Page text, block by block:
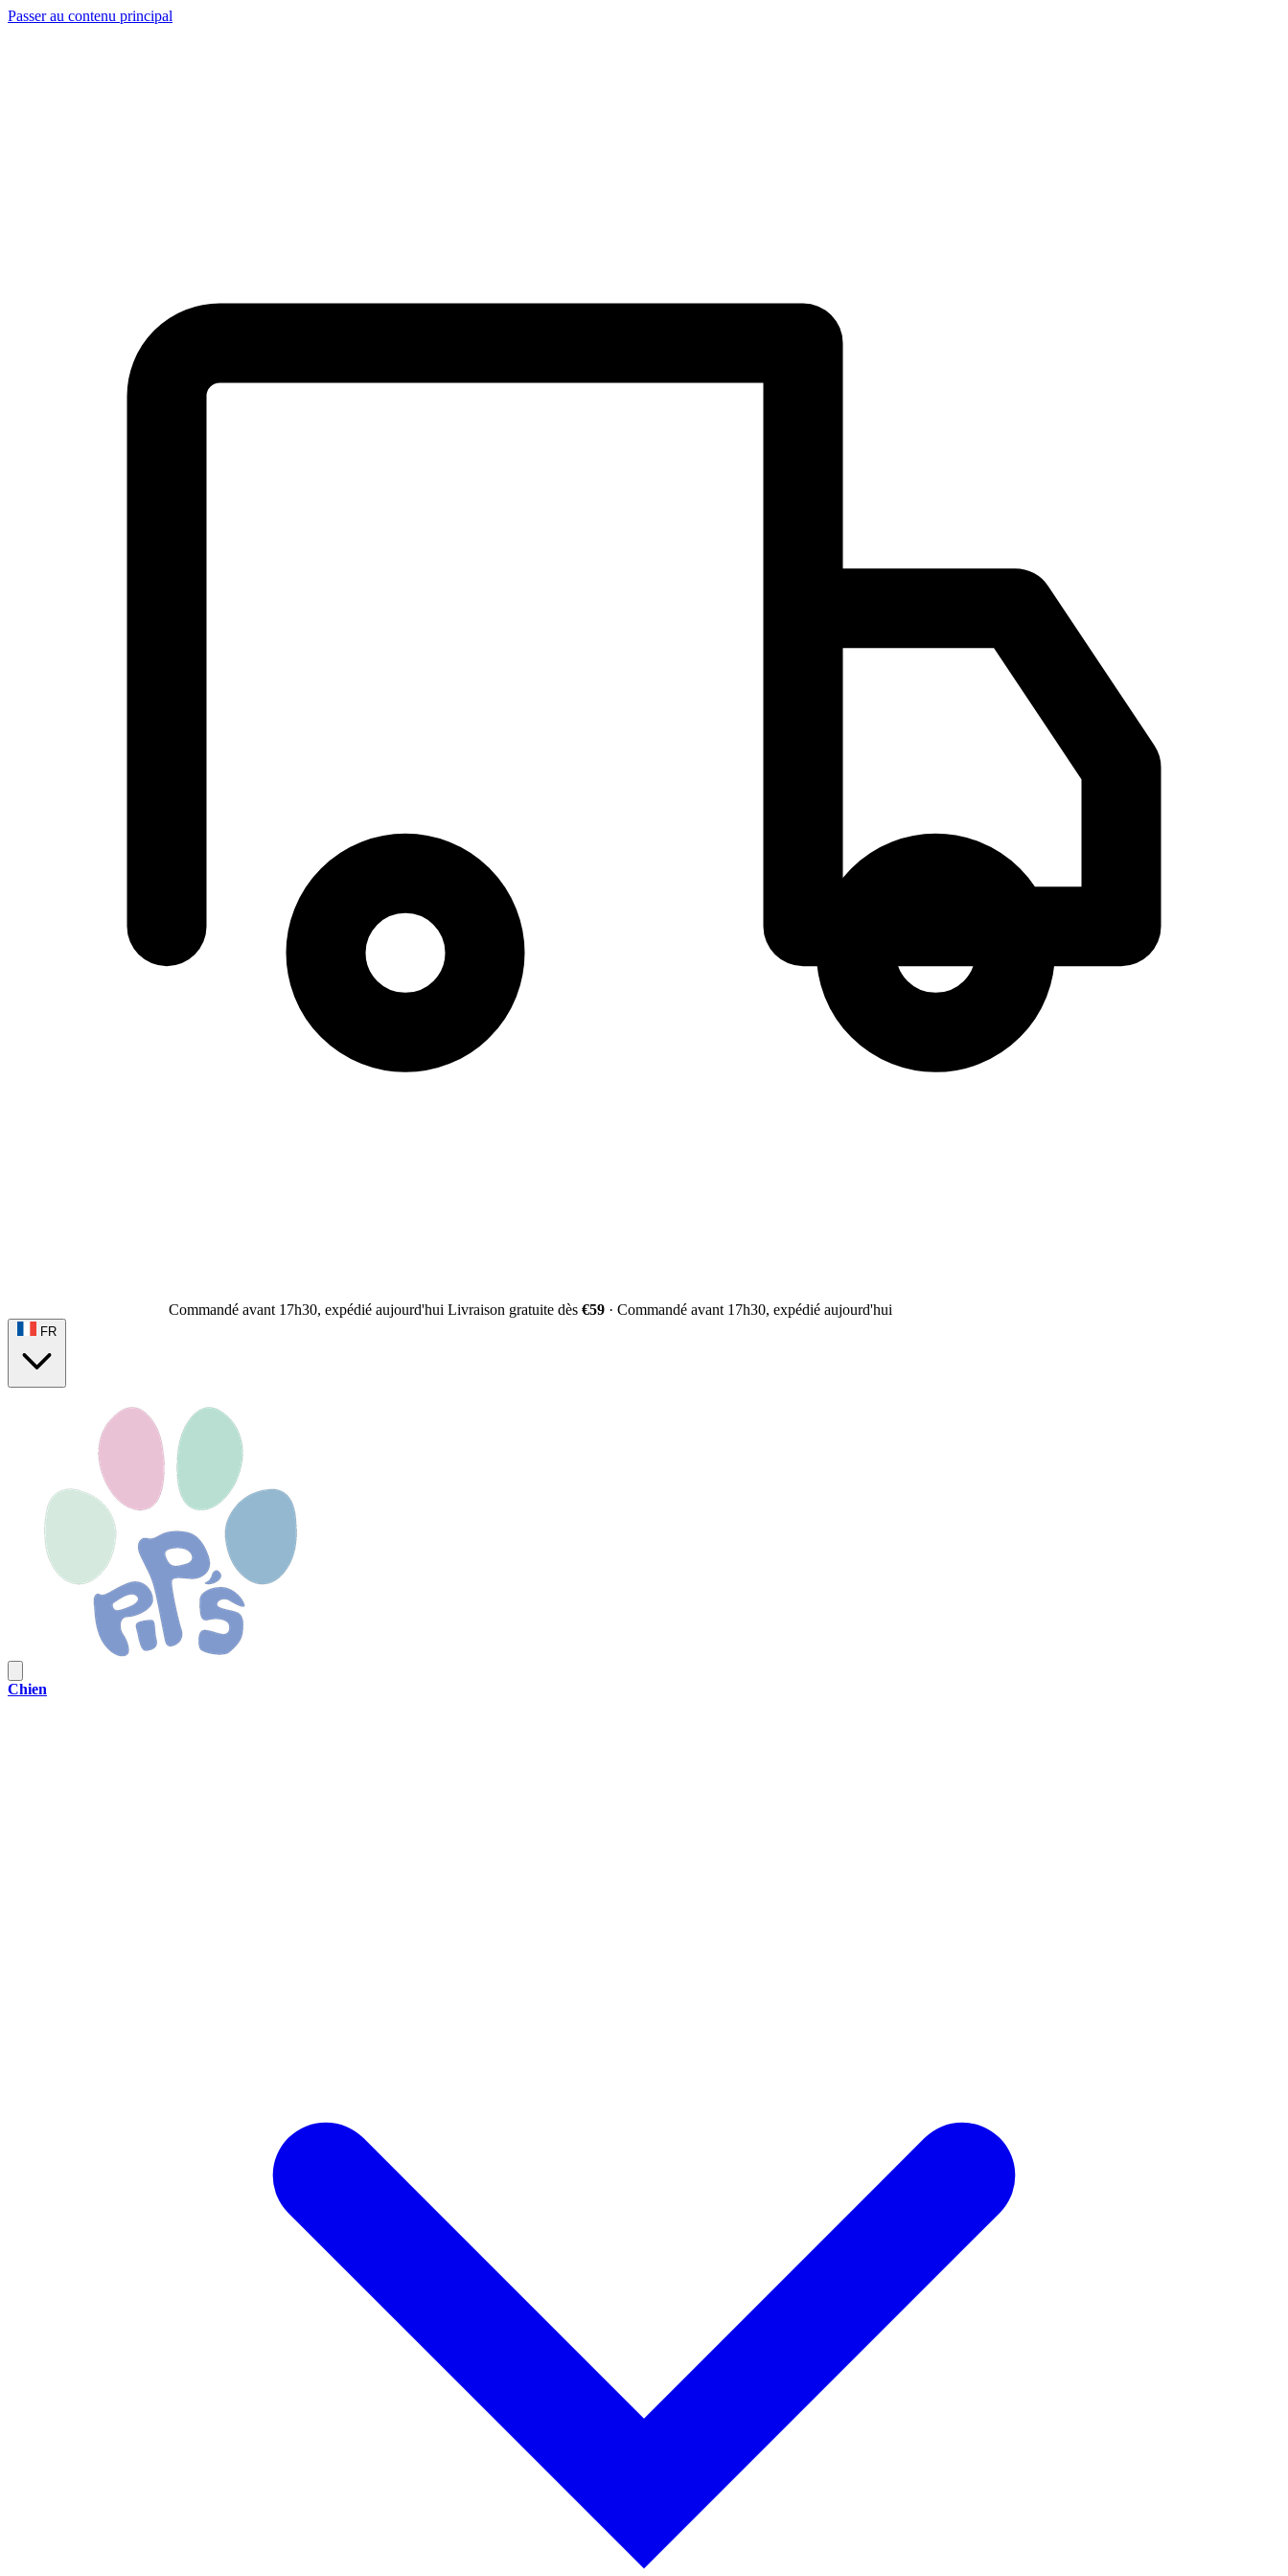
Passer au contenu principal
Commandé avant 17h30, expédié aujourd'hui Livraison gratuite dès €59 · Commandé avant 17h30, expédié aujourd'hui
FR
Chien